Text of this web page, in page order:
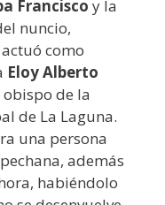
Francisco y la
nuncio,
como
Eloy Alberto
obispo de la
de La Laguna.
una persona
además
habiéndolo